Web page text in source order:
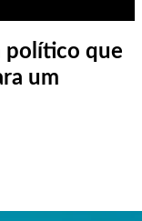
político que
um